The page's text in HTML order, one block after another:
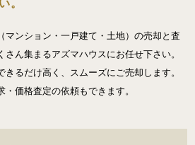
。
マンション・一戸建て・土地）の売却と査
ん集まるアズマハウスにお任せ下さい。
るだけ高く、スムーズにご売却します。
価格査定の依頼もできます。